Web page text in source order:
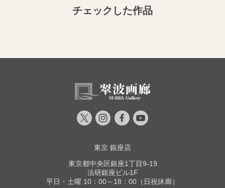
チェックした作品
東京 銀座店
東京都中央区銀座1丁目9-19
法研銀座ビル1F
平日・土曜 10：00～18：00（日祝休廊）